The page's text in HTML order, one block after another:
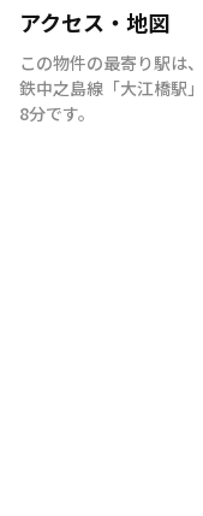
アクセス・地図
この物件の最寄り駅は、
鉄中之島線 「大江橋駅 」
8分です。